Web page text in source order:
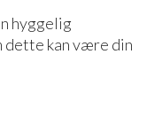
hyggelig
dette kan være din